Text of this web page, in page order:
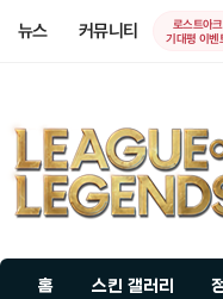
뉴스 커뮤니티
로스트아크
기대평 이벤
홈 스킨 갤러리